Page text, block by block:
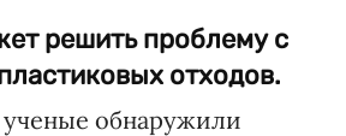
решить проблему с
отходов.
обнаружили